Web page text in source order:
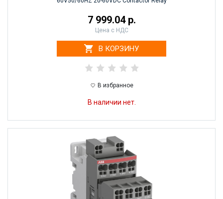
7 999.04 р.
Цена с НДС
В КОРЗИНУ
В избранное
В наличии нет.